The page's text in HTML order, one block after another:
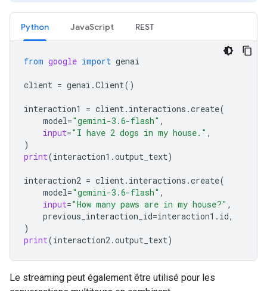
Python JavaScript REST
from google import genai
client = genai .Client()
interaction1 = client. interactions .create(
model="gemini-3.6-flash" ,
input="I have 2 dogs in my house." ,
)
print(interaction1 .output_text)
interaction2 = client. interactions .create(
model="gemini-3.6-flash" ,
input="How many paws are in my house?" ,
previous_interaction_id=interaction1 . id,
)
print(interaction2.output_text)
Le streaming peut également être utilisé pour les